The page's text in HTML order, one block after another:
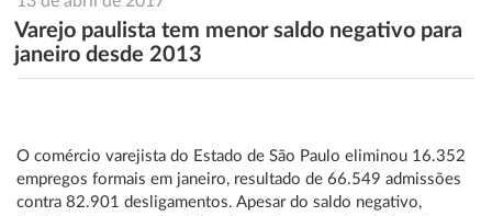
Varejo paulista tem menor saldo negativo para
janeiro desde 2013
O comércio varejista do Estado de São Paulo eliminou 16.352
empregos formais em janeiro, resultado de 66.549 admissões
contra 82.901 desligamentos. Apesar do saldo negativo,